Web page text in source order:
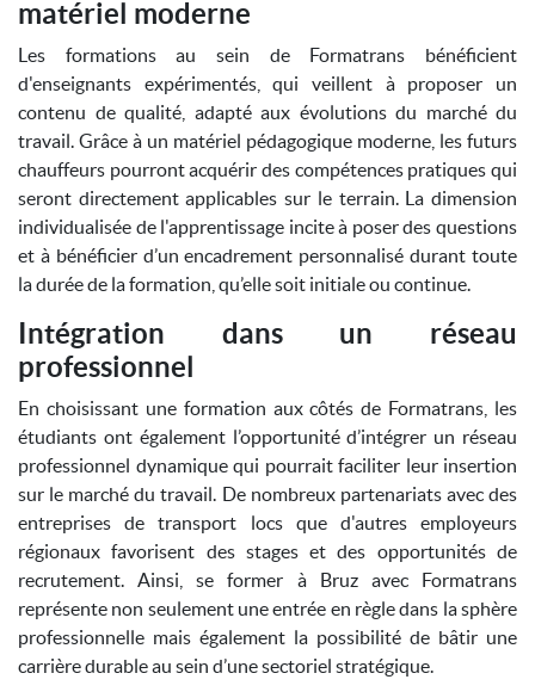
matériel moderne
Les formations au sein de Formatrans bénéficient
d'enseignants expérimentés, qui veillent à proposer un
contenu de qualité, adapté aux évolutions du marché du
travail. Grâce à un matériel pédagogique moderne, les futurs
chauffeurs pourront acquérir des compétences pratiques qui
seront directement applicables sur le terrain. La dimension
individualisée de l'apprentissage incite à poser des questions
et à bénéficier d’un encadrement personnalisé durant toute
la durée de la formation, qu’elle soit initiale ou continue.
Intégration dans un réseau
professionnel
En choisissant une formation aux côtés de Formatrans, les
étudiants ont également l’opportunité d’intégrer un réseau
professionnel dynamique qui pourrait faciliter leur insertion
sur le marché du travail. De nombreux partenariats avec des
entreprises de transport locs que d'autres employeurs
régionaux favorisent des stages et des opportunités de
recrutement. Ainsi, se former à Bruz avec Formatrans
représente non seulement une entrée en règle dans la sphère
professionnelle mais également la possibilité de bâtir une
carrière durable au sein d’une sectoriel stratégique.